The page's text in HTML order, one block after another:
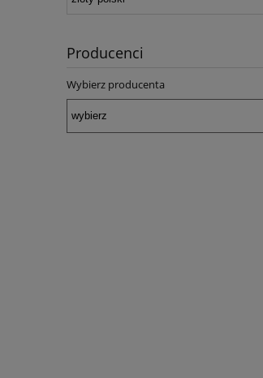
Producenci
Wybierz producenta